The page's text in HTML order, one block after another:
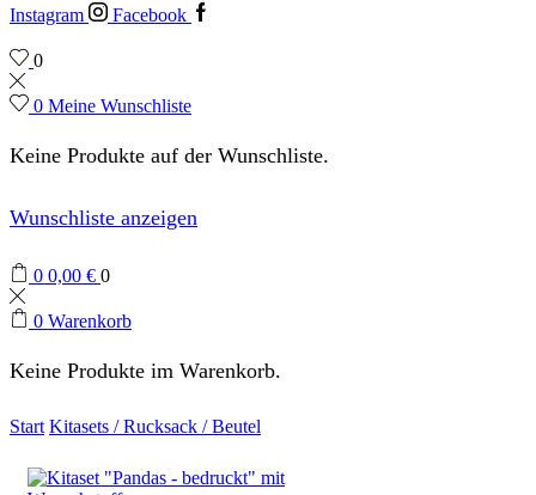
Instagram Facebook
0
0 Meine Wunschliste
Keine Produkte auf der Wunschliste.
Wunschliste anzeigen
0 0,00 € 0
0 Warenkorb
Keine Produkte im Warenkorb.
Start Kitasets / Rucksack / Beutel